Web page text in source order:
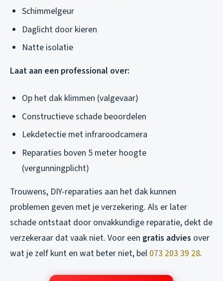
Schimmelgeur
Daglicht door kieren
Natte isolatie
Laat aan een professional over:
Op het dak klimmen (valgevaar)
Constructieve schade beoordelen
Lekdetectie met infraroodcamera
Reparaties boven 5 meter hoogte
(vergunningplicht)
Trouwens, DIY-reparaties aan het dak kunnen
problemen geven met je verzekering. Als er later
schade ontstaat door onvakkundige reparatie, dekt de
verzekeraar dat vaak niet. Voor een gratis advies over
wat je zelf kunt en wat beter niet, bel 073 203 39 28.